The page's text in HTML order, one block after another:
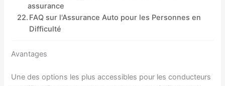
assurance
FAQ sur l'Assurance Auto pour les Personnes en
Difficulté
Avantages
Une des options les plus accessibles pour les conducteurs